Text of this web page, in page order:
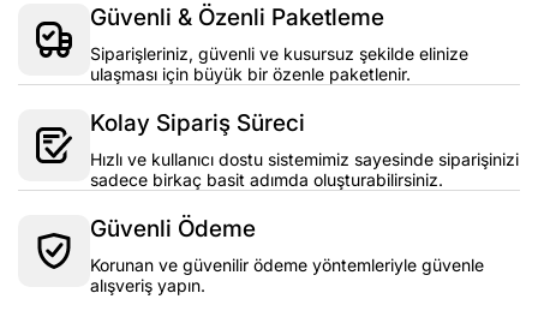
Güvenli & Özenli Paketleme
Siparişleriniz, güvenli ve kusursuz şekilde elinize
ulaşması için büyük bir özenle paketlenir.
Kolay Sipariş Süreci
Hızlı ve kullanıcı dostu sistemimiz sayesinde siparişinizi
sadece birkaç basit adımda oluşturabilirsiniz.
Güvenli Ödeme
Korunan ve güvenilir ödeme yöntemleriyle güvenle
alışveriş yapın.